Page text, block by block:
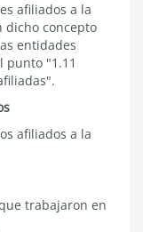
afiliados a la
dicho concepto
entidades
punto "1.11
afiliados a la
trabajaron en